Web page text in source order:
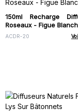
150ml Recharge
Roseaux - Figue
ACDR-20